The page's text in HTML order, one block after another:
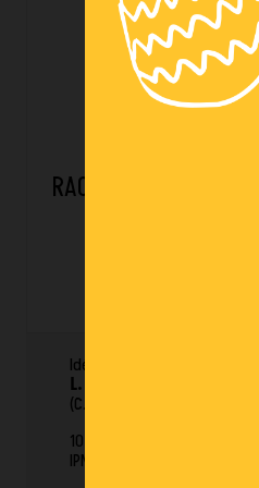
RACK
Idée de configuration :
L. 11.6 ml
(C.U.R. 3T/niveau).*
10 échelles
IPN